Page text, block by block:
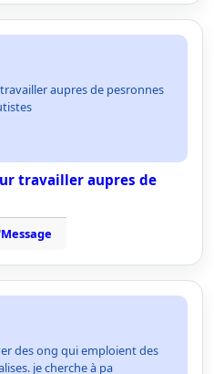
aupres de pesronnes
travailler aupres de
des ong qui emploient des
je cherche à pa